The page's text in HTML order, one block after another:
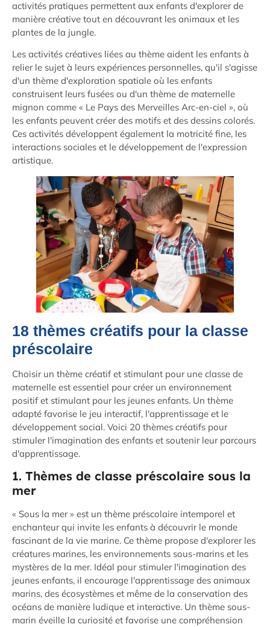
activités pratiques permettent aux enfants d'explorer de
manière créative tout en découvrant les animaux et les
plantes de la jungle.
Les activités créatives liées au thème aident les enfants à
relier le sujet à leurs expériences personnelles, qu'il s'agisse
d'un thème d'exploration spatiale où les enfants
construisent leurs fusées ou d'un thème de maternelle
mignon comme « Le Pays des Merveilles Arc-en-ciel », où
les enfants peuvent créer des motifs et des dessins colorés.
Ces activités développent également la motricité fine, les
interactions sociales et le développement de l'expression
artistique.
18 thèmes créatifs pour la classe
préscolaire
Choisir un thème créatif et stimulant pour une classe de
maternelle est essentiel pour créer un environnement
positif et stimulant pour les jeunes enfants. Un thème
adapté favorise le jeu interactif, l'apprentissage et le
développement social. Voici 20 thèmes créatifs pour
stimuler l'imagination des enfants et soutenir leur parcours
d'apprentissage.
1. Thèmes de classe préscolaire sous la
mer
« Sous la mer » est un thème préscolaire intemporel et
enchanteur qui invite les enfants à découvrir le monde
fascinant de la vie marine. Ce thème propose d'explorer les
créatures marines, les environnements sous-marins et les
mystères de la mer. Idéal pour stimuler l'imagination des
jeunes enfants, il encourage l'apprentissage des animaux
marins, des écosystèmes et même de la conservation des
océans de manière ludique et interactive. Un thème sous-
marin éveille la curiosité et favorise une compréhension